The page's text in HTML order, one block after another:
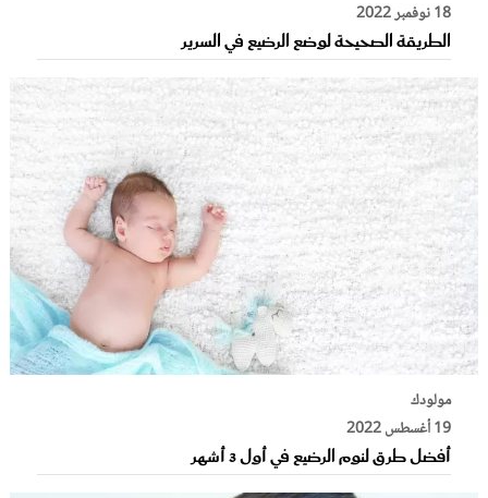
18 نوفمبر 2022
الطريقة الصحيحة لوضع الرضيع في السرير
مولودك
19 أغسطس 2022
أفضل طرق لنوم الرضيع في أول 3 أشهر